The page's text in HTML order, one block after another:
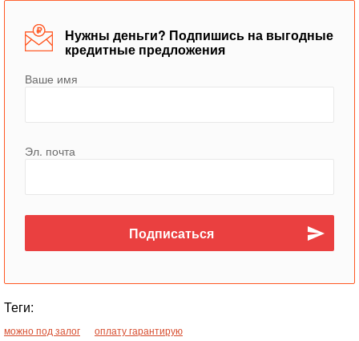
Нужны деньги? Подпишись на выгодные
кредитные предложения
Ваше имя
Эл. почта
Теги:
можно под залог оплату гарантирую